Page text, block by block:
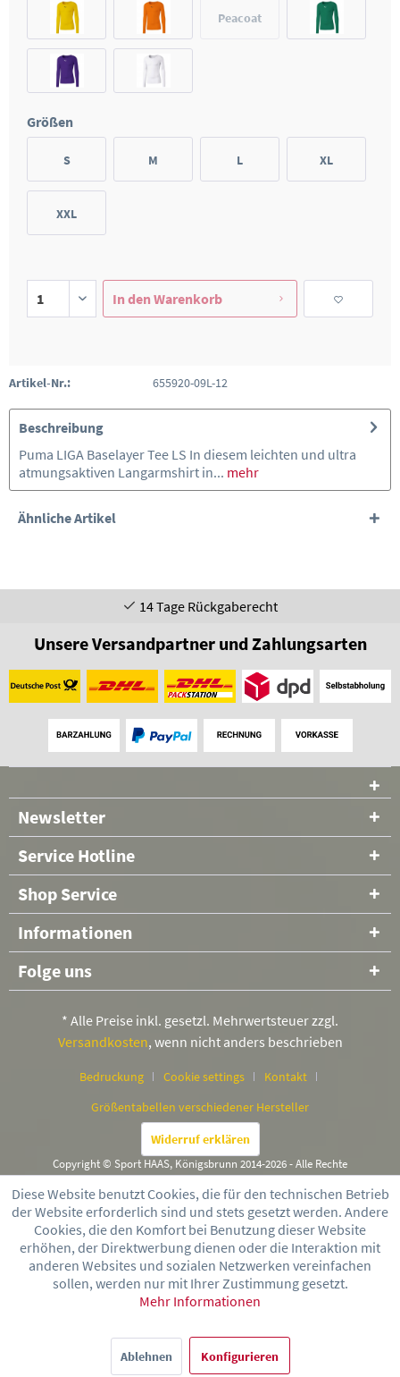
Peacoat
Größen
S M L XL
XXL
In den Warenkorb
Artikel-Nr.: 655920-09L-12
Beschreibung
Puma LIGA Baselayer Tee LS In diesem leichten und ultra
atmungsaktiven Langarmshirt in... mehr
Ähnliche Artikel
14 Tage Rückgaberecht
Unsere Versandpartner und Zahlungsarten
Newsletter
Service Hotline
Shop Service
Informationen
Folge uns
* Alle Preise inkl. gesetzl. Mehrwertsteuer zzgl.
Versandkosten, wenn nicht anders beschrieben
Bedruckung Cookie settings
Kontakt
Größentabellen verschiedener Hersteller
Widerruf erklären
Copyright © Sport HAAS, Königsbrunn 2014-2026 - Alle Rechte
vorbehalten
Diese Website benutzt Cookies, die für den technischen Betrieb
der Website erforderlich sind und stets gesetzt werden. Andere
Cookies, die den Komfort bei Benutzung dieser Website
erhöhen, der Direktwerbung dienen oder die Interaktion mit
anderen Websites und sozialen Netzwerken vereinfachen
sollen, werden nur mit Ihrer Zustimmung gesetzt.
Mehr Informationen
Ablehnen Konfigurieren